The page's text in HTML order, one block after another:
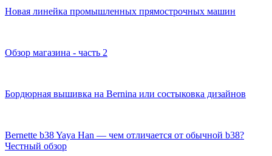
Новая линейка промышленных прямострочных машин
Обзор магазина - часть 2
Бордюрная вышивка на Bernina или состыковка дизайнов
Bernette b38 Yaya Han — чем отличается от обычной b38?
Честный обзор